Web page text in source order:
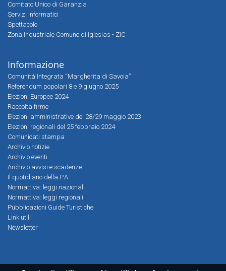
Comitato Unico di Garanzia
Servizi Informatici
Spettacolo
Zona Industriale Comune di Iglesias - ZIC
Informazione
Comunità Integrata “Margherita di Savoia”
Referendum popolari 8 e 9 giugno 2025
Elezioni Europee 2024
Raccolta firme
Elezioni amministrative del 28/29 maggio 2023
Elezioni regionali del 25 febbraio 2024
Comunicati stampa
Archivio notizie
Archivio eventi
Archivio avvisi e scadenze
Il quotidiano della P.A.
Normattiva: leggi nazionali
Normattiva: leggi regionali
Pubblicazioni Guide Turistiche
Link utili
Newsletter